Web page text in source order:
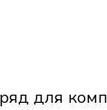
для